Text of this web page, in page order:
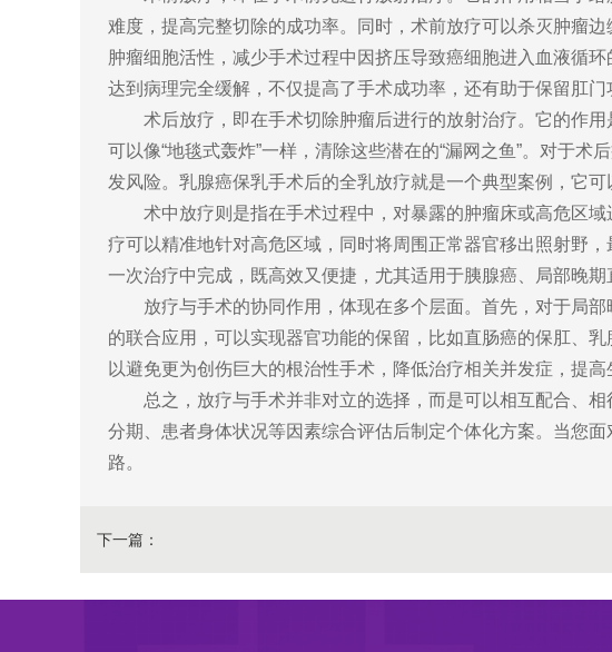
难度，提高完整切除的成功率。同时，术前放疗可以杀灭肿瘤
肿瘤细胞活性，减少手术过程中因挤压导致癌细胞进入血液循
达到病理完全缓解，不仅提高了手术成功率，还有助于保留肛门
术后放疗，即在手术切除肿瘤后进行的放射治疗。它的作
可以像“地毯式轰炸”一样，清除这些潜在的“漏网之鱼”。对于
发风险。乳腺癌保乳手术后的全乳放疗就是一个典型案例，它
术中放疗则是指在手术过程中，对暴露的肿瘤床或高危区
疗可以精准地针对高危区域，同时将周围正常器官移出照射野
一次治疗中完成，既高效又便捷，尤其适用于胰腺癌、局部晚
放疗与手术的协同作用，体现在多个层面。首先，对于局
的联合应用，可以实现器官功能的保留，比如直肠癌的保肛、
以避免更为创伤巨大的根治性手术，降低治疗相关并发症，提高
总之，放疗与手术并非对立的选择，而是可以相互配合、
分期、患者身体状况等因素综合评估后制定个体化方案。当您
路。
下一篇：